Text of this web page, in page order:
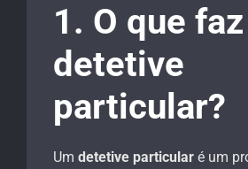
1. O que
detetive
particular?
Um detetive particular é um